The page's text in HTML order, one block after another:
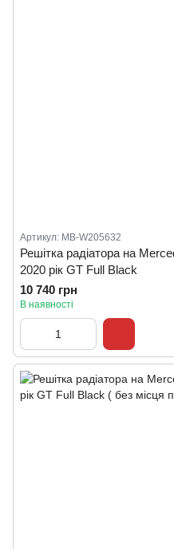
Артикул: MB-W205632
Решітка радіатора на
2020 рік GT Full Black
10 740 грн
В наявності